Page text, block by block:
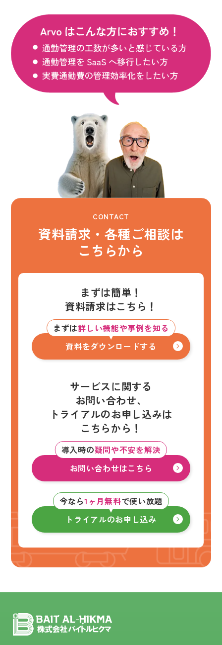
資料請求・各種ご相談は
こちらから
まずは簡単！
資料請求はこちら！
まずは詳しい機能や事例を知る
資料をダウンロードする
サービスに関する
お問い合わせ、
トライアルのお申し込みは
こちらから！
導入時の疑問や不安を解決
お問い合わせはこちら
今なら1ヶ月無料で使い放題
トライアルのお申し込み